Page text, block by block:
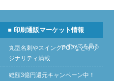
■ 印刷通販マーケット情報
» すべてを見る
丸型名刺やスイングPOPなどオリ
ジナリティ満載…
総額3億円還元キャンペーン中！